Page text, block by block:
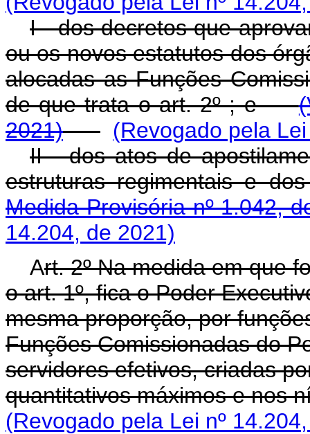
I - dos decretos que
ou os novos estatutos dos
alocadas as Funções
de que trata o art. 2º ; e
2021)
(Revogado pela
II - dos atos de
estruturas regimentais
Medida Provisória nº 1.042,
14.204, de 2021)
Art. 2º Na medida em que
o art. 1º, fica o Poder
mesma proporção, por
Funções Comissionadas do
servidores efetivos, criadas
quantitativos máximos e nos
(Revogado pela Lei nº